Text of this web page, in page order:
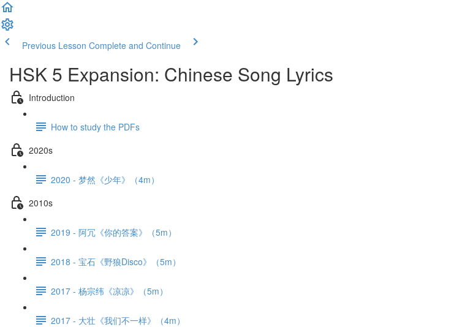
Previous Lesson Complete and Continue
HSK 5 Expansion: Chinese Song Lyrics
Introduction
How to study the PDFs
2020s
2020 - 梦然《少年》（4m）
2010s
2019 - 阿冗《你的答案》（5m）
2018 - 宝石《野狼Disco》（5m）
2017 - 杨宗纬《凉凉》（5m）
2017 - 大壮《我们不一样》（4m）